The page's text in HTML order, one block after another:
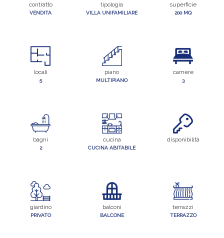
contratto
VENDITA
tipologia
VILLA UNIFAMILIARE
superficie
200 MQ
locali
5
piano
MULTIPIANO
camere
3
bagni
2
cucina
CUCINA ABITABILE
disponibilità
giardino
PRIVATO
balconi
BALCONE
terrazzi
TERRAZZO